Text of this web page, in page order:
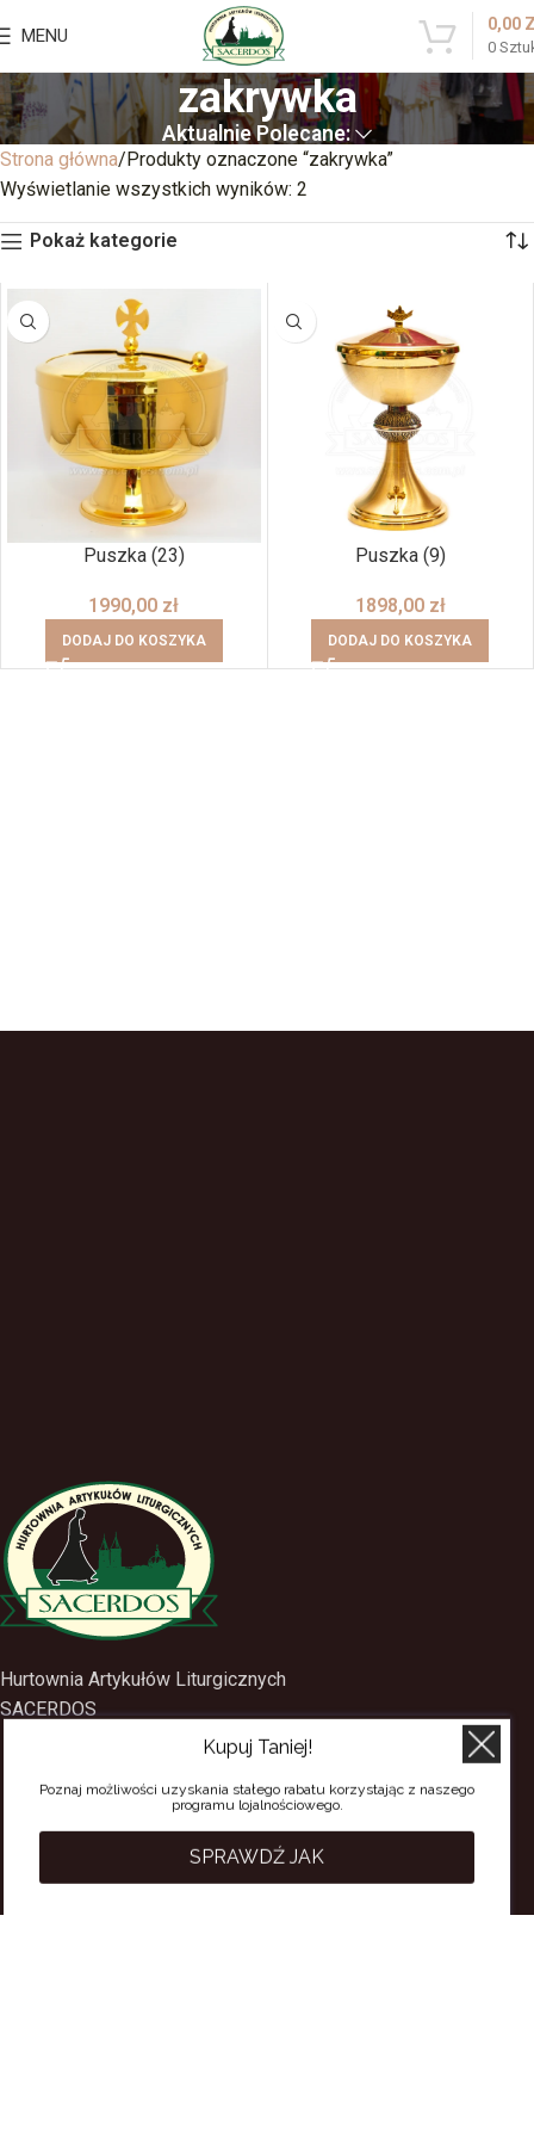
MENU
0
0,00
zakrywka
Aktualnie Polecane:
Strona główna Produkty oznaczone “zakrywka”
Wyświetlanie wszystkich wyników: 2
Pokaż kategorie
Puszka (23)
1990,00 zł
DODAJ DO KOSZYKA
Puszka (9)
1898,00 zł
DODAJ DO KOSZYKA
Hurtownia Artykułów Liturgicznych
SACERDOS
(24) 2688897
tel.kom.501-384-314
PRZYDATNE LINKI
Kupuj Taniej!
Poznaj możliwości uzyskania stałego rabatu korzystając z naszego
programu lojalnościowego.
SPRAWDŹ JAK